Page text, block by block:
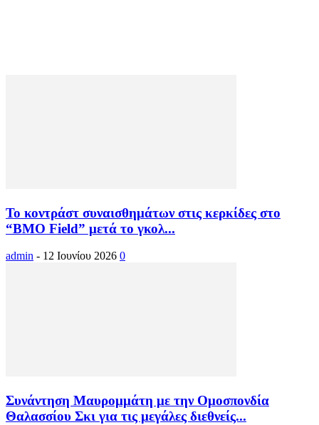
Το κοντράστ συναισθημάτων στις κερκίδες στο
“BMO Field” μετά το γκολ...
admin - 12 Ιουνίου 2026 0
Συνάντηση Μαυρομμάτη με την Ομοσπονδία
Θαλασσίου Σκι για τις μεγάλες διεθνείς...